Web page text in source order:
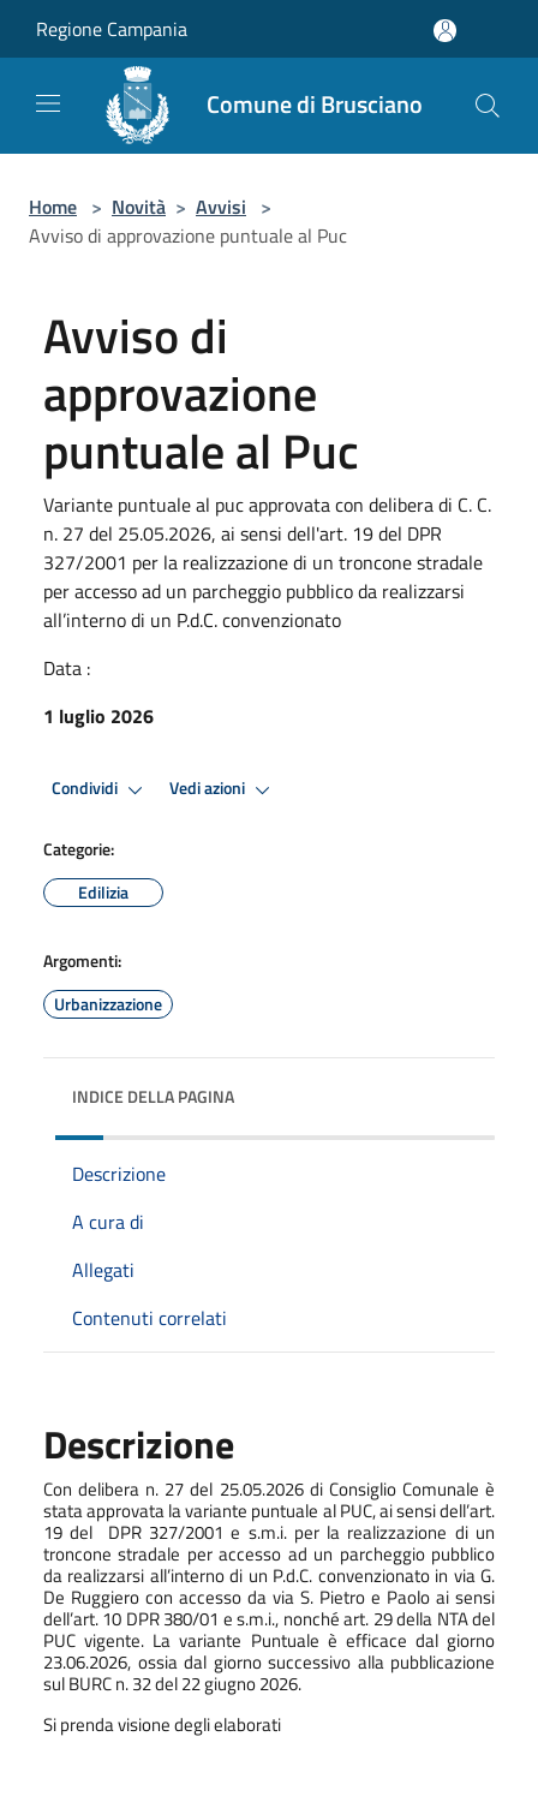
Regione Campania
Comune di Brusciano
Home > Novità > Avvisi >
Avviso di approvazione puntuale al Puc
Avviso di
approvazione
puntuale al Puc
Variante puntuale al puc approvata con delibera di C. C.
n. 27 del 25.05.2026, ai sensi dell'art. 19 del DPR
327/2001 per la realizzazione di un troncone stradale
per accesso ad un parcheggio pubblico da realizzarsi
all’interno di un P.d.C. convenzionato
Data :
1 luglio 2026
Condividi Vedi azioni
Categorie:
Edilizia
Argomenti:
Urbanizzazione
INDICE DELLA PAGINA
Descrizione
A cura di
Allegati
Contenuti correlati
Descrizione
Con delibera n. 27 del 25.05.2026 di Consiglio Comunale è
stata approvata la variante puntuale al PUC, ai sensi dell’art.
19 del DPR 327/2001 e s.m.i. per la realizzazione di un
troncone stradale per accesso ad un parcheggio pubblico
da realizzarsi all’interno di un P.d.C. convenzionato in via G.
De Ruggiero con accesso da via S. Pietro e Paolo ai sensi
dell’art. 10 DPR 380/01 e s.m.i., nonché art. 29 della NTA del
PUC vigente. La variante Puntuale è efficace dal giorno
23.06.2026, ossia dal giorno successivo alla pubblicazione
sul BURC n. 32 del 22 giugno 2026.
Si prenda visione degli elaborati